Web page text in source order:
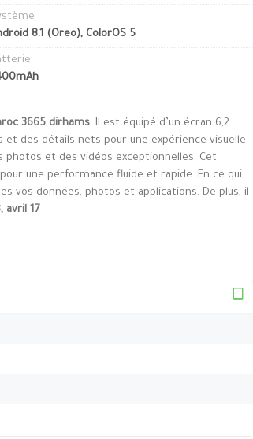
8.1 (Oreo), ColorOS 5
3665 dirhams. Il est équipé d’un écran 6,2
des détails nets pour une expérience visuelle
photos et des vidéos exceptionnelles. Cet
une performance fluide et rapide. En ce qui
vos données, photos et applications. De plus, il
avril 17